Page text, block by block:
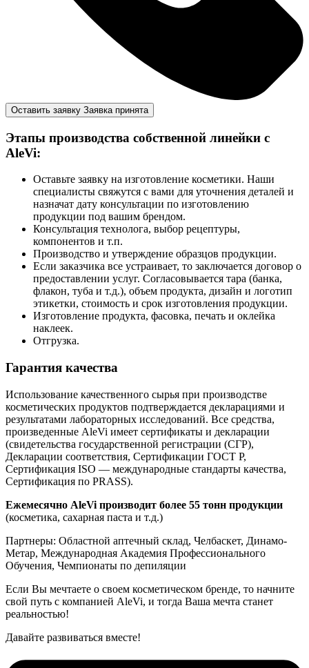
Оставить заявку Заявка принята
Этапы производства собственной линейки с
AleVi:
Оставьте заявку на изготовление косметики. Наши
специалисты свяжутся с вами для уточнения деталей и
назначат дату консультации по изготовлению
продукции под вашим брендом.
Консультация технолога, выбор рецептуры,
компонентов и т.п.
Производство и утверждение образцов продукции.
Если заказчика все устраивает, то заключается договор о
предоставлении услуг. Согласовывается тара (банка,
флакон, туба и т.д.), объем продукта, дизайн и логотип
этикетки, стоимость и срок изготовления продукции.
Изготовление продукта, фасовка, печать и оклейка
наклеек.
Отгрузка.
Гарантия качества
Использование качественного сырья при производстве
косметических продуктов подтверждается декларациями и
результатами лабораторных исследований. Все средства,
произведенные AleVi имеет сертификаты и декларации
(свидетельства государственной регистрации (СГР),
Декларации соответствия, Сертификации ГОСТ Р,
Сертификация ISO — международные стандарты качества,
Сертификация по PRASS).
Ежемесячно AleVi производит более 55 тонн продукции
(косметика, сахарная паста и т.д.)
Партнеры: Областной аптечный склад, Челбаскет, Динамо-
Метар, Международная Академия Профессионального
Обучения, Чемпионаты по депиляции
Если Вы мечтаете о своем косметическом бренде, то начните
свой путь с компанией AleVi, и тогда Ваша мечта станет
реальностью!
Давайте развиваться вместе!